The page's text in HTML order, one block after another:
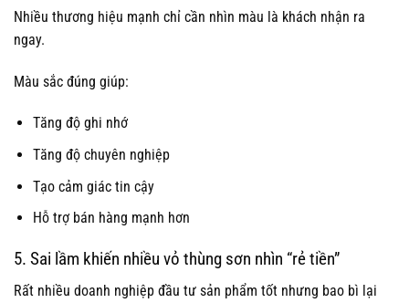
Nhiều thương hiệu mạnh chỉ cần nhìn màu là khách nhận ra
ngay.
Màu sắc đúng giúp:
Tăng độ ghi nhớ
Tăng độ chuyên nghiệp
Tạo cảm giác tin cậy
Hỗ trợ bán hàng mạnh hơn
5. Sai lầm khiến nhiều vỏ thùng sơn nhìn “rẻ tiền”
Rất nhiều doanh nghiệp đầu tư sản phẩm tốt nhưng bao bì lại